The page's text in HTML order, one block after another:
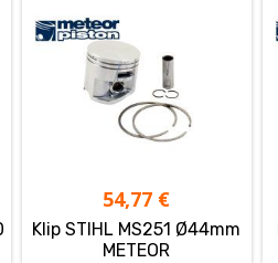
54,77 €
Klip STIHL MS251 Ø44mm
METEOR